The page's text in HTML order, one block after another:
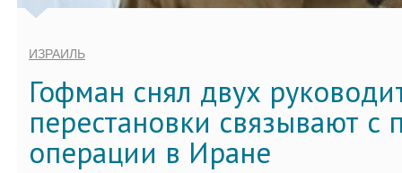
ИЗРАИЛЬ
Гофман снял двух
перестановки связывают с
операции в Иране